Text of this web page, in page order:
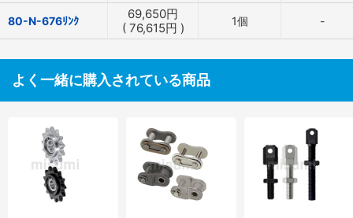
80-N-676ﾘﾝｸ 69,650円
( 76,615円 ) 1個 -
よく一緒に購入されている商品